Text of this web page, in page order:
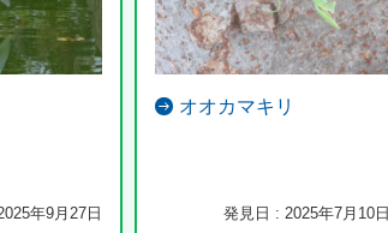
年9月27日
オオカマキリ
発見日 : 2025年7月10日